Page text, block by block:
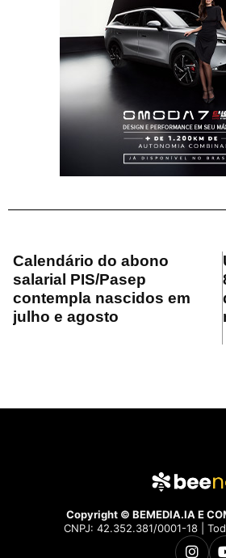
Calendário do abono
salarial PIS/Pasep
contempla nascidos em
julho e agosto
Copyright © BEMEDIA.IA E
CNPJ: 42.352.381/0001-18 |